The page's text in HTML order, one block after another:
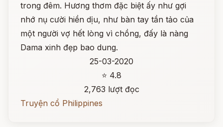
trong đêm. Hương thơm đặc biệt ấy như gợi
nhớ nụ cười hiền dịu, như bàn tay tần tảo của
một người vợ hết lòng vì chồng, đấy là nàng
Dama xinh đẹp bao dung.
25-03-2020
⭐ 4.8
2,763 lượt đọc
Truyện cổ Philippines